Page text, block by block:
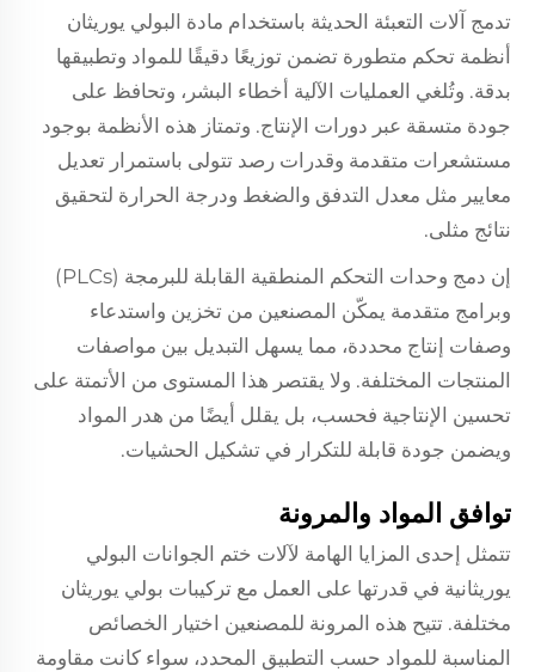
تدمج آلات التعبئة الحديثة باستخدام مادة البولي يوريثان
أنظمة تحكم متطورة تضمن توزيعًا دقيقًا للمواد وتطبيقها
بدقة. وتُلغي العمليات الآلية أخطاء البشر، وتحافظ على
جودة متسقة عبر دورات الإنتاج. وتمتاز هذه الأنظمة بوجود
مستشعرات متقدمة وقدرات رصد تتولى باستمرار تعديل
معايير مثل معدل التدفق والضغط ودرجة الحرارة لتحقيق
نتائج مثلى.
إن دمج وحدات التحكم المنطقية القابلة للبرمجة (PLCs)
وبرامج متقدمة يمكّن المصنعين من تخزين واستدعاء
وصفات إنتاج محددة، مما يسهل التبديل بين مواصفات
المنتجات المختلفة. ولا يقتصر هذا المستوى من الأتمتة على
تحسين الإنتاجية فحسب، بل يقلل أيضًا من هدر المواد
ويضمن جودة قابلة للتكرار في تشكيل الحشيات.
توافق المواد والمرونة
تتمثل إحدى المزايا الهامة لآلات ختم الجوانات البولي
يوريثانية في قدرتها على العمل مع تركيبات بولي يوريثان
مختلفة. تتيح هذه المرونة للمصنعين اختيار الخصائص
المناسبة للمواد حسب التطبيق المحدد، سواء كانت مقاومة